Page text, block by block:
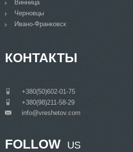
Винница
Черновцы
Ивано-Франковск
КОНТАКТЫ
+380(50)602-01-75
+380(98)211-58-29
info@vreshetov.com
FOLLOW US